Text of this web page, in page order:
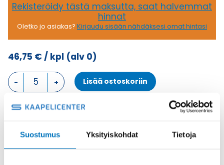
Suostumus Yksityiskohdat Tietoja
Rekisteröidy tästä maksutta, saat halvemmat
hinnat
Oletko jo asiakas? Kirjaudu sisään nähdäksesi omat hintasi
46,75 €/ kpl (alv 0)
PINTA
ASENNUSKOTELO,
SALPAA
määrä
Lisää ostoskoriin
Metalli
TuotekoodiMHP24.25